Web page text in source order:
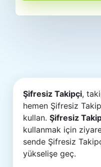
Şifresiz Takipçi,
hemen Şifresiz
kullan.Şifresiz
kullanmak için
sende Şifresiz
yükselişe geç.